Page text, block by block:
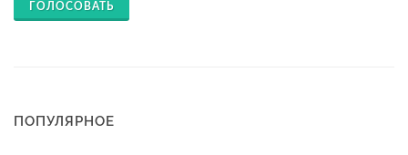
ГОЛОСОВАТЬ
ПОПУЛЯРНОЕ